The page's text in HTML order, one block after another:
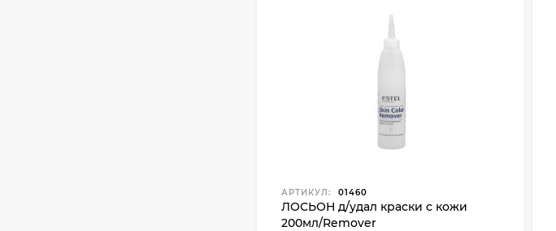
АРТИКУЛ: 01460
ЛОСЬОН д/удал краски с кожи
200мл/Remover